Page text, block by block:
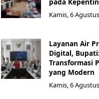
Kamis, 6
Layanan Air
Digital,
Transformasi
yang Modern
Kamis, 6